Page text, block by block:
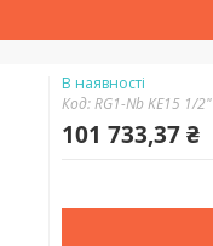
В наявності
Код:RG1-Nb KE15 1/2"
101 733,37 ₴